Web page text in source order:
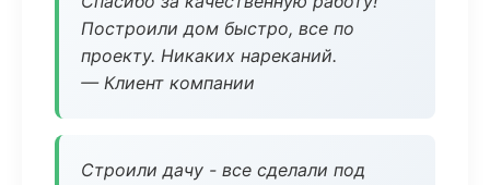
Построили дом быстро, все по
проекту. Никаких нареканий.
— Клиент компании
Строили дачу - все сделали под